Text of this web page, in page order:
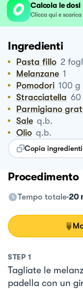
Calcola le
Clicca qui e scarica
Ingredienti
Pasta fillo 2
Melanzane 1
Pomodori 100 g
Stracciatella 60
Parmigiano
Sale q.b.
Olio q.b.
Copia ingredienti
Procedimento
Tempo totale 20
STEP 1
Tagliate le
padella con un